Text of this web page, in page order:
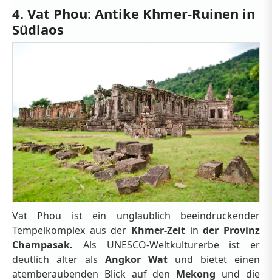
4. Vat Phou: Antike Khmer-Ruinen in
Südlaos
Vat Phou ist ein unglaublich beeindruckender
Tempelkomplex aus der Khmer-Zeit inder Provinz
Champasak. Als UNESCO-Weltkulturerbe ist er
deutlich älter als Angkor Wat und bietet einen
atemberaubenden Blick auf den Mekong und die